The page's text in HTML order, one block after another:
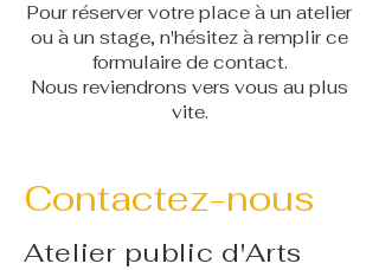
Pour réserver votre place à un atelier
ou à un stage, n'hésitez à remplir ce
formulaire de contact.
Nous reviendrons vers vous au plus
vite.
Contactez-nous
Atelier public d'Arts